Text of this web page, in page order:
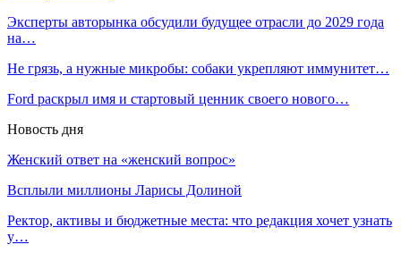
Эксперты авторынка обсудили будущее отрасли до 2029 года
на…
Не грязь, а нужные микробы: собаки укрепляют иммунитет…
Ford раскрыл имя и стартовый ценник своего нового…
Новость дня
Женский ответ на «женский вопрос»
Всплыли миллионы Ларисы Долиной
Ректор, активы и бюджетные места: что редакция хочет узнать
у…